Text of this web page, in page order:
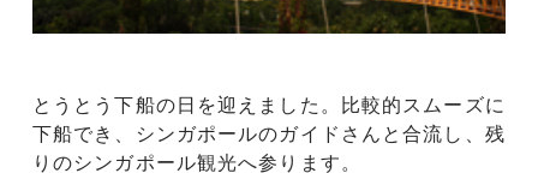
とうとう下船の日を迎えました。比較的スムーズに
下船でき、シンガポールのガイドさんと合流し、残
りのシンガポール観光へ参ります。